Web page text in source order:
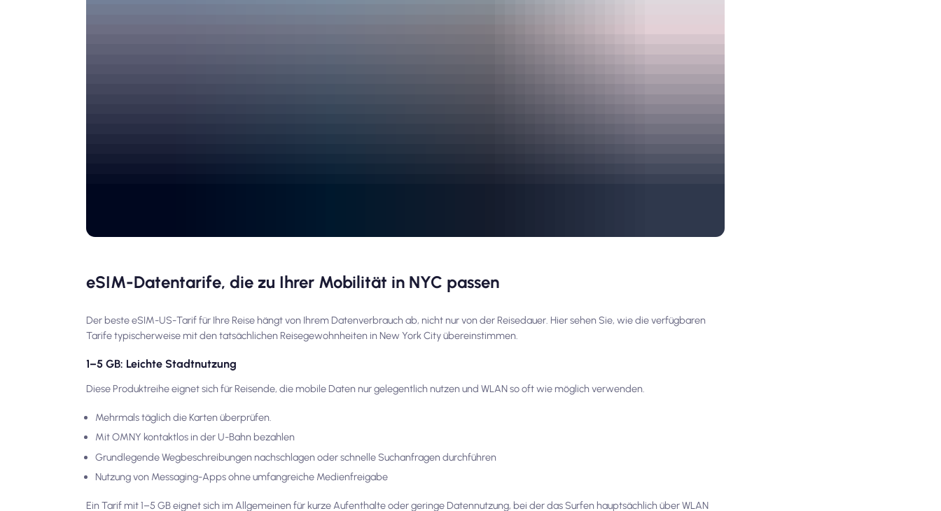
eSIM-Datentarife, die zu Ihrer Mobilität in NYC passen
Der beste eSIM-US-Tarif für Ihre Reise hängt von Ihrem Datenverbrauch ab, nicht nur von der Reisedauer. Hier sehen Sie, wie die verfügbaren
Tarife typischerweise mit den tatsächlichen Reisegewohnheiten in New York City übereinstimmen.
1–5 GB: Leichte Stadtnutzung
Diese Produktreihe eignet sich für Reisende, die mobile Daten nur gelegentlich nutzen und WLAN so oft wie möglich verwenden.
Mehrmals täglich die Karten überprüfen.
Mit OMNY kontaktlos in der U-Bahn bezahlen
Grundlegende Wegbeschreibungen nachschlagen oder schnelle Suchanfragen durchführen
Nutzung von Messaging-Apps ohne umfangreiche Medienfreigabe
Ein Tarif mit 1–5 GB eignet sich im Allgemeinen für kurze Aufenthalte oder geringe Datennutzung, bei der das Surfen hauptsächlich über WLAN